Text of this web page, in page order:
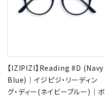
【IZIPIZI】Reading #D (Navy
Blue)｜イジピジ・リーディン
グ・ディー(ネイビーブルー)｜ボ